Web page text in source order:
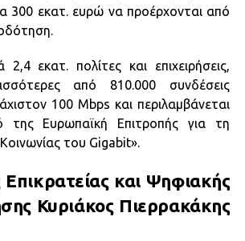
300 εκατ. ευρώ να προέρχονται από
εκατ. πολίτες και επιχειρήσεις,
από 810.000 συνδέσεις
100 Μbps και περιλαμβάνεται
της Ευρωπαϊκή Επιτροπής για τη
του Gigabit».
και Ψηφιακής
Κυριάκος Πιερρακάκης